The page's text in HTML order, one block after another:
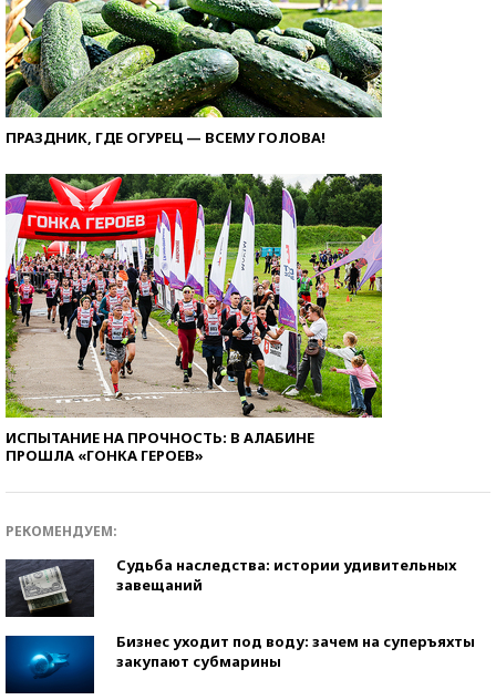
ПРАЗДНИК, ГДЕ ОГУРЕЦ — ВСЕМУ ГОЛОВА!
ИСПЫТАНИЕ НА ПРОЧНОСТЬ: В АЛАБИНЕ
ПРОШЛА «ГОНКА ГЕРОЕВ»
РЕКОМЕНДУЕМ:
Судьба наследства: истории удивительных
завещаний
Бизнес уходит под воду: зачем на суперъяхты
закупают субмарины